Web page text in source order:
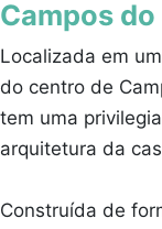
Campos
Localizada em
do centro de
tem uma
arquitetura da
Construída de